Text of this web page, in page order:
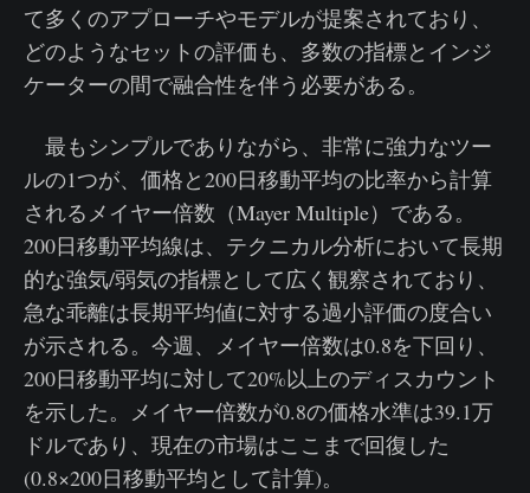
て多くのアプローチやモデルが提案されており、
どのようなセットの評価も、多数の指標とインジ
ケーターの間で融合性を伴う必要がある。
最もシンプルでありながら、非常に強力なツー
ルの1つが、価格と200日移動平均の比率から計算
されるメイヤー倍数（Mayer Multiple）である。
200日移動平均線は、テクニカル分析において長期
的な強気/弱気の指標として広く観察されており、
急な乖離は長期平均値に対する過小評価の度合い
が示される。今週、メイヤー倍数は0.8を下回り、
200日移動平均に対して20%以上のディスカウント
を示した。メイヤー倍数が0.8の価格水準は39.1万
ドルであり、現在の市場はここまで回復した
(0.8×200日移動平均として計算)。